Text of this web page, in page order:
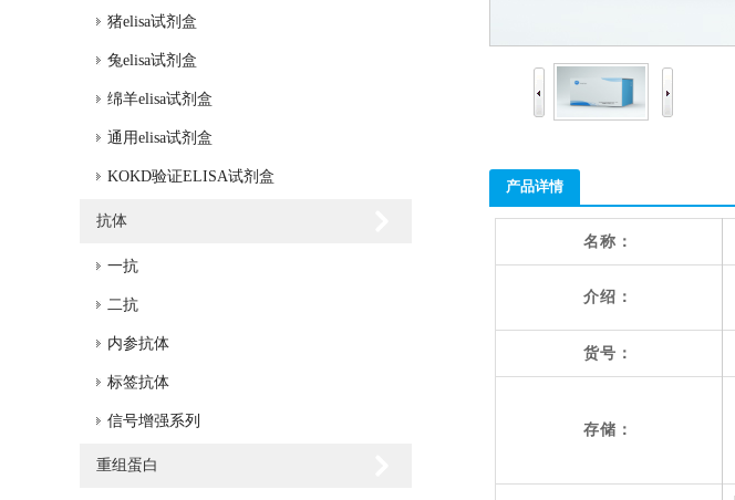
猪elisa试剂盒
兔elisa试剂盒
绵羊elisa试剂盒
通用elisa试剂盒
KOKD验证ELISA试剂盒
抗体
一抗
二抗
内参抗体
标签抗体
信号增强系列
重组蛋白
产品详情
名称：
介绍：
货号：
存储：